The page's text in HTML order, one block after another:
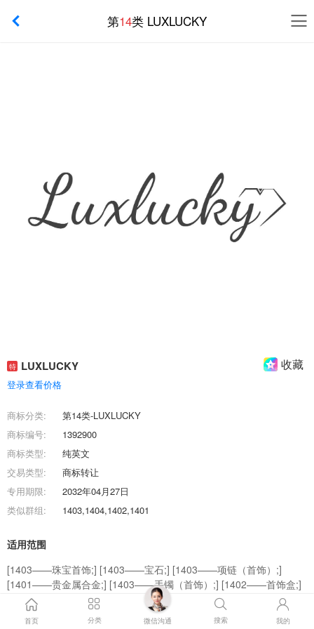
第14类 LUXLUCKY
特 LUXLUCKY 收藏
登录查看价格
商标分类:
第14类-LUXLUCKY
商标编号:
1392900
商标类型:
纯英文
交易类型:
商标转让
专用期限:
2032年04月27日
类似群组:
1403,1404,1402,1401
适用范围
[1403——珠宝首饰;] [1403——宝石;] [1403——项链（首饰）;]
[1401——贵金属合金;] [1403——手镯（首饰）;] [1402——首饰盒;]
[1403——戒指（首饰）;] [1404——手表;] [1403——翡翠;] [1403
——玉雕首饰;]
首页 分类 微信沟通 搜索 我的